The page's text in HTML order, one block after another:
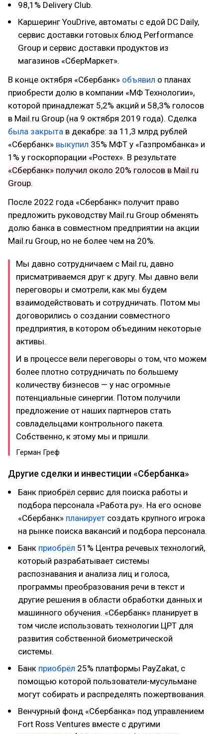
98,1% Delivery Club.
Каршеринг YouDrive, автоматы с едой DC Daily,
сервис доставки готовых блюд Performance
Group и сервис доставки продуктов из
магазинов «СберМаркет».
В конце октября «Сбербанк» объявил о планах
приобрести долю в компании «МФ Технологии»,
которой принадлежат 5,2% акций и 58,3% голосов
в Mail.ru Group (на 9 октября 2019 года). Сделка
была закрыта в декабре: за 11,3 млрд рублей
«Сбербанк» выкупил 35% МФТ у «Газпромбанка» и
1% у госкорпорации «Ростех». В результате
«Сбербанк» получил около 20% голосов в Mail.ru
Group.
После 2022 года «Сбербанк» получит право
предложить руководству Mail.ru Group обменять
долю банка в совместном предприятии на акции
Mail.ru Group, но не более чем на 20%.
Мы давно сотрудничаем с Mail.ru, давно
присматриваемся друг к другу. Мы давно вели
переговоры и смотрели, как мы будем
взаимодействовать и сотрудничать. Потом мы
договорились о создании совместного
предприятия, в котором объединим некоторые
активы.
И в процессе вели переговоры о том, что можем
более плотно сотрудничать по большему
количеству бизнесов — у нас огромные
потенциальные синергии. Потом получили
предложение от наших партнеров стать
совладельцами контрольного пакета.
Собственно, к этому мы и пришли.
Герман Греф
Другие сделки и инвестиции «Сбербанка»
Банк приобрёл сервис для поиска работы и
подбора персонала «Работа.ру». На его основе
«Сбербанк» планирует создать крупного игрока
на рынке поиска вакансий и подбора персонала.
Банк приобрёл 51% Центра речевых технологий,
который разрабатывает системы
распознавания и анализа лиц и голоса,
программы преобразования речи в текст и
другие решения в области обработки данных и
машинного обучения. «Сбербанк» планирует в
том числе использовать технологии ЦРТ для
развития собственной биометрической
системы.
Банк приобрёл 25% платформы PayZakat, с
помощью которой пользователи-мусульмане
могут собирать и распределять пожертвования.
Венчурный фонд «Сбербанка» под управлением
Fort Ross Ventures вместе с другими